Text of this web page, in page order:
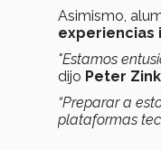
Asimismo,
experiencias
"Estamos
dijo Peter Zink
“Preparar a
plataformas